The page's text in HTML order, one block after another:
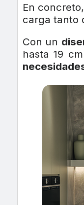
En
carga tanto
Con un
hasta 19